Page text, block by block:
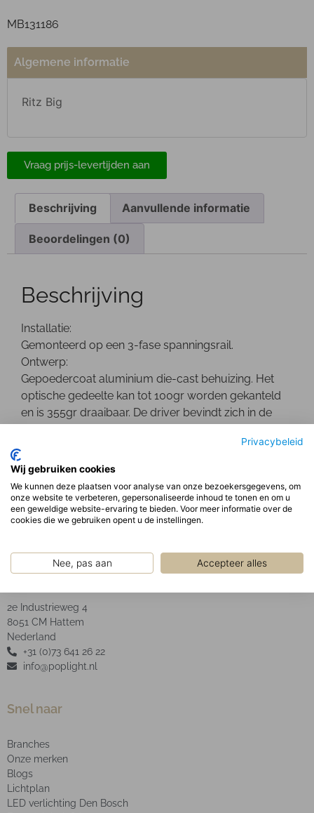
Privacybeleid
Wij gebruiken cookies
We kunnen deze plaatsen voor analyse van onze bezoekersgegevens, om
onze website te verbeteren, gepersonaliseerde inhoud te tonen en om u
een geweldige website-ervaring te bieden. Voor meer informatie over de
cookies die we gebruiken opent u de instellingen.
Nee, pas aan Accepteer alles
MB131186
Algemene informatie
Ritz Big
Vraag prijs-levertijden aan
Beschrijving Aanvullende informatie
Beoordelingen (0)
Beschrijving
Installatie:
Gemonteerd op een 3-fase spanningsrail.
Ontwerp:
Gepoedercoat aluminium die-cast behuizing. Het
optische gedeelte kan tot 100gr worden gekanteld
en is 355gr draaibaar. De driver bevindt zich in de
Geanodiseerde aluminium facet reflector inclusief
POP Light B.V.
2e Industrieweg 4
8051 CM Hattem
Nederland
+31 (0)73 641 26 22
info@poplight.nl
Snel naar
Branches
Onze merken
Blogs
Lichtplan
LED verlichting Den Bosch